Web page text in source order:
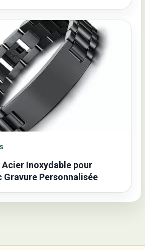
Acier Inoxydable pour
Gravure Personnalisée